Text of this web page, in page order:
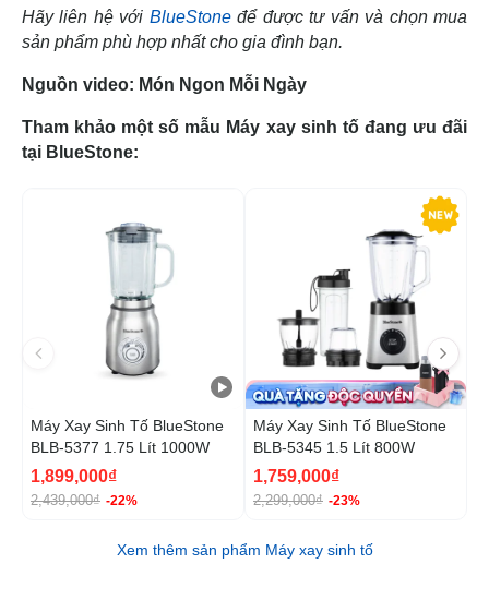
Hãy liên hệ với BlueStoneđể được tư vấn và chọn mua
sản phẩm phù hợp nhất cho gia đình bạn.
Nguồn video: Món Ngon Mỗi Ngày
Tham khảo một số mẫu Máy xay sinh tố đang ưu đãi
tại BlueStone:
Máy Xay Sinh Tố BlueStone
BLB-5377 1.75 Lít 1000W
1,899,000₫
2,439,000₫ -22%
Máy Xay Sinh Tố BlueStone
BLB-5345 1.5 Lít 800W
1,759,000₫
2,299,000₫ -23%
Xem thêm sản phẩm Máy xay sinh tố